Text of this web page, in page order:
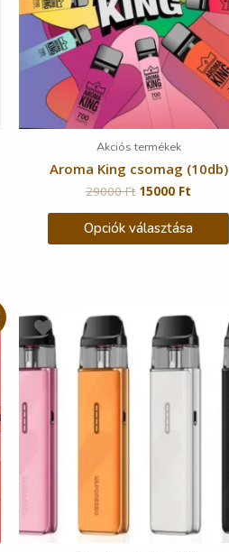
Akciós termékek
Aroma King csomag (10db)
29000Ft 15000 Ft
Opciók választása